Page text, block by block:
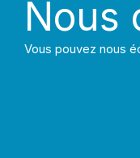
Nous
Vous pouvez nous